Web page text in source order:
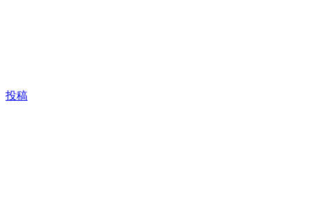
投稿